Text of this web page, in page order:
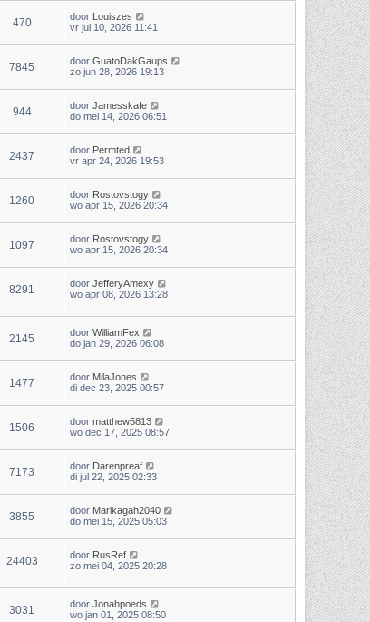
470 door Louiszes
vr jul 10, 2026 11:41
7845 door GuatoDakGaups
zo jun 28, 2026 19:13
944 door Jamesskafe
do mei 14, 2026 06:51
2437 door Permted
vr apr 24, 2026 19:53
1260 door Rostovstogy
wo apr 15, 2026 20:34
1097 door Rostovstogy
wo apr 15, 2026 20:34
8291 door JefferyAmexy
wo apr 08, 2026 13:28
2145 door WilliamFex
do jan 29, 2026 06:08
1477 door MilaJones
di dec 23, 2025 00:57
1506 door matthew5813
wo dec 17, 2025 08:57
7173 door Darenpreaf
di jul 22, 2025 02:33
3855 door Marikagah2040
do mei 15, 2025 05:03
24403 door RusRef
zo mei 04, 2025 20:28
3031 door Jonahpoeds
wo jan 01, 2025 08:50